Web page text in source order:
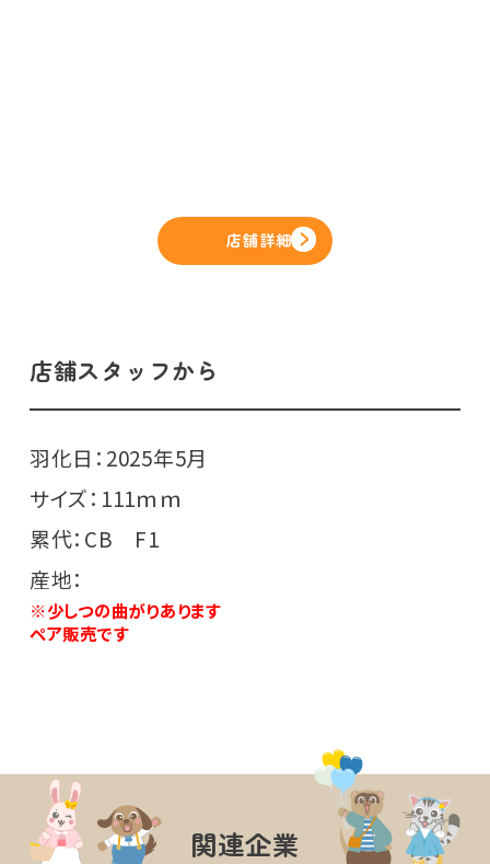
店舗詳細
店舗スタッフから
羽化日：2025年5月
サイズ：111ｍｍ
累代：CB F1
産地：
※少しつの曲がりあります
ペア販売です
関連企業